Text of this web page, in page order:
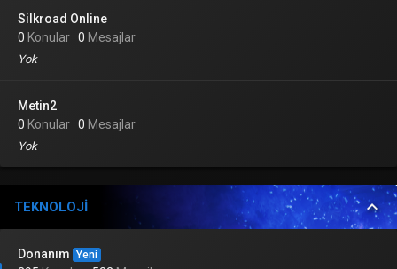
Silkroad Online
0 Konular 0 Mesajlar
Yok
Metin2
0 Konular 0 Mesajlar
Yok
TEKNOLOJI
Donanım Yeni